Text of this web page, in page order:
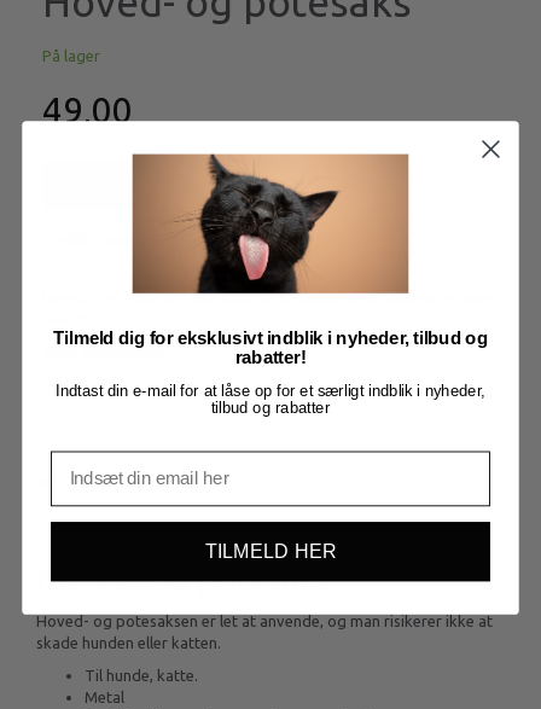
På lager
49,00
tx2360
Hoved- og potesaks, afrundet så arbejdet bliver lettere og mere
Mere information
BESKRIVELSE
Hoved- og potesaks
Hoved- og potesaksen er let at anvende, og man risikerer ikke at
skade hunden eller katten.
Til hunde, katte.
Metal
Tilmeld dig for eksklusivt indblik i nyheder, tilbud og
rabatter!
Indtast din e-mail for at låse op for et særligt indblik i nyheder,
tilbud og rabatter
TILMELD HER